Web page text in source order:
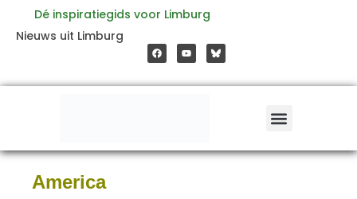
inhoud
Dé inspiratiegids voor Limburg
Nieuws uit Limburg
a
c
e
o
o
o
u
t
b
e
America